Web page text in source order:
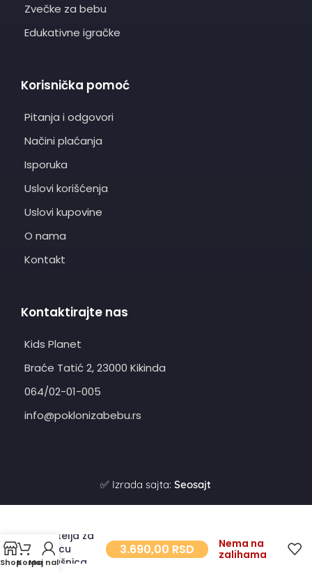
Zvečke za bebu
Edukativne igračke
Korisnička pomoć
Pitanja i odgovori
Načini plaćanja
Isporuka
Uslovi korišćenja
Uslovi kupovine
O nama
Kontakt
Kontaktirajte nas
Kids Planet
Braće Tatić 2, 23000 Kikinda
064/02-01-005
info@poklonizabebu.rs
✅ Izrada sajta:Seosajt
Fotelja za
decu
Mašnica
3.690,00 RSD
Nema na
zalihama
ShopKorpaMoj nalog